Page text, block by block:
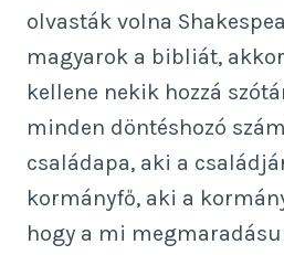
olvasták volna
magyarok a bibliát,
kellene nekik hozzá
minden döntéshozó
családapa, aki a
kormányfő, aki a
hogy a mi